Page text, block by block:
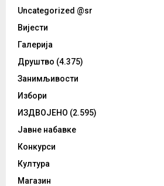
Uncategorized @sr
Вијести
Галерија
Друштво (4.375)
Занимљивости
Избори
ИЗДВОЈЕНО (2.595)
Јавне набавке
Конкурси
Култура
Магазин